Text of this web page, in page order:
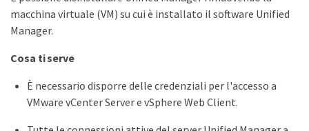
macchina virtuale (VM) su cui è installato il software Unified
Manager.
Cosa ti serve
È necessario disporre delle credenziali per l'accesso a
VMware vCenter Server e vSphere Web Client.